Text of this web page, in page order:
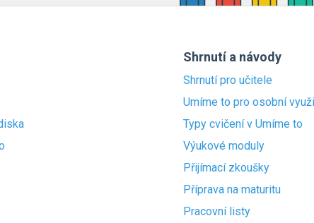
Shrnutí a návody
Shrnutí pro učitele
Umíme to pro osobní
Typy cvičení v Umíme to
Výukové moduly
Přijímací zkoušky
Příprava na maturitu
Pracovní listy